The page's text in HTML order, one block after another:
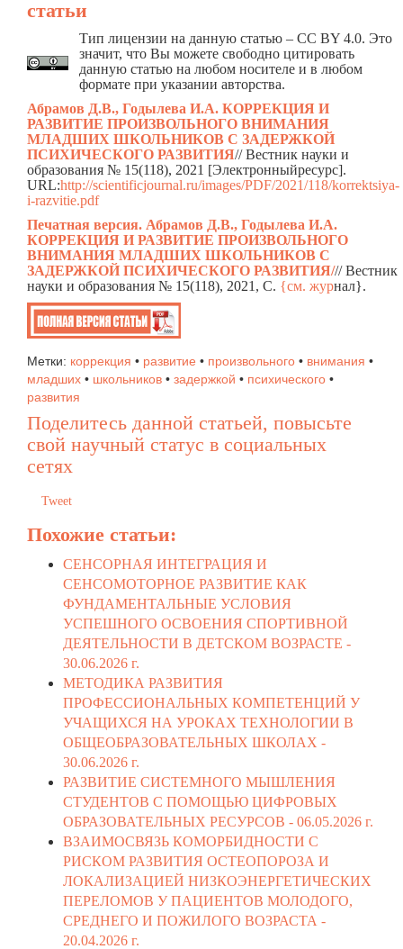
статьи
Тип лицензии на данную статью – CC BY 4.0. Это
значит, что Вы можете свободно цитировать
данную статью на любом носителе и в любом
формате при указании авторства.
Абрамов Д.В., Годылева И.А. КОРРЕКЦИЯ И
РАЗВИТИЕ ПРОИЗВОЛЬНОГО ВНИМАНИЯ
МЛАДШИХ ШКОЛЬНИКОВ С ЗАДЕРЖКОЙ
ПСИХИЧЕСКОГО РАЗВИТИЯ// Вестник науки и
образования № 15(118), 2021 [Электронныйресурс].
URL:http://scientificjournal.ru/images/PDF/2021/118/korrektsiya-
i-razvitie.pdf
Печатная версия. Абрамов Д.В., Годылева И.А.
КОРРЕКЦИЯ И РАЗВИТИЕ ПРОИЗВОЛЬНОГО
ВНИМАНИЯ МЛАДШИХ ШКОЛЬНИКОВ С
ЗАДЕРЖКОЙ ПСИХИЧЕСКОГО РАЗВИТИЯ/// Вестник
науки и образования № 15(118), 2021, C. {см. журнал}.
Метки: коррекция • развитие • произвольного • внимания •
младших • школьников • задержкой • психического •
развития
Поделитесь данной статьей, повысьте
свой научный статус в социальных
сетях
Tweet
Похожие статьи:
СЕНСОРНАЯ ИНТЕГРАЦИЯ И
СЕНСОМОТОРНОЕ РАЗВИТИЕ КАК
ФУНДАМЕНТАЛЬНЫЕ УСЛОВИЯ
УСПЕШНОГО ОСВОЕНИЯ СПОРТИВНОЙ
ДЕЯТЕЛЬНОСТИ В ДЕТСКОМ ВОЗРАСТЕ -
30.06.2026 г.
МЕТОДИКА РАЗВИТИЯ
ПРОФЕССИОНАЛЬНЫХ КОМПЕТЕНЦИЙ У
УЧАЩИХСЯ НА УРОКАХ ТЕХНОЛОГИИ В
ОБЩЕОБРАЗОВАТЕЛЬНЫХ ШКОЛАХ -
30.06.2026 г.
РАЗВИТИЕ СИСТЕМНОГО МЫШЛЕНИЯ
СТУДЕНТОВ С ПОМОЩЬЮ ЦИФРОВЫХ
ОБРАЗОВАТЕЛЬНЫХ РЕСУРСОВ - 06.05.2026 г.
ВЗАИМОСВЯЗЬ КОМОРБИДНОСТИ С
РИСКОМ РАЗВИТИЯ ОСТЕОПОРОЗА И
ЛОКАЛИЗАЦИЕЙ НИЗКОЭНЕРГЕТИЧЕСКИХ
ПЕРЕЛОМОВ У ПАЦИЕНТОВ МОЛОДОГО,
СРЕДНЕГО И ПОЖИЛОГО ВОЗРАСТА -
20.04.2026 г.